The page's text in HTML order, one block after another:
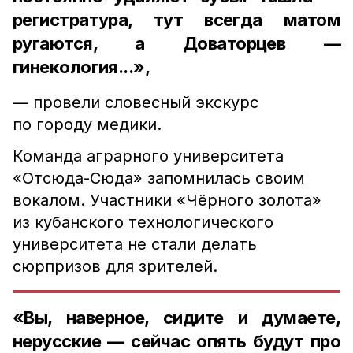
регистратура, тут всегда матом
ругаются, а Доваторцев —
гинекология...»,
— провели словесный экскурс
по городу медики.
Команда аграрного университета
«Отсюда-Сюда» запомнилась своим
вокалом. Участники «Чёрного золота»
из кубанского технологического
университета не стали делать
сюрпризов для зрителей.
«Вы, наверное, сидите и думаете,
нерусские — сейчас опять будут про